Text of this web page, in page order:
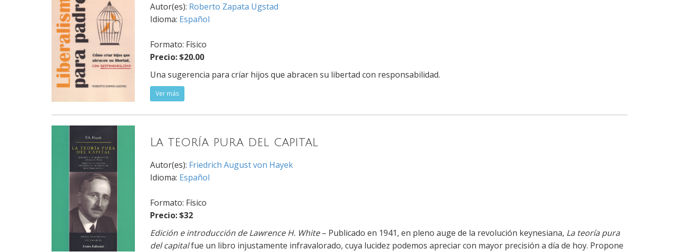
Autor(es): Roberto Zapata Ugstad
Idioma: Español
Formato: Físico
Precio: $20.00
Una sugerencia para críar hijos que abracen su libertad con responsabilidad.
Ver más
La teoría pura del capital
Autor(es): Friedrich August von Hayek
Idioma: Español
Formato: Físico
Precio: $32
Edición e introducción de Lawrence H. White– Publicado en 1941, en pleno auge de la revolución keynesiana, La teoría pura
del capitalfue un libro injustamente infravalorado, cuya lucidez podemos apreciar con mayor precisión a día de hoy. Propone